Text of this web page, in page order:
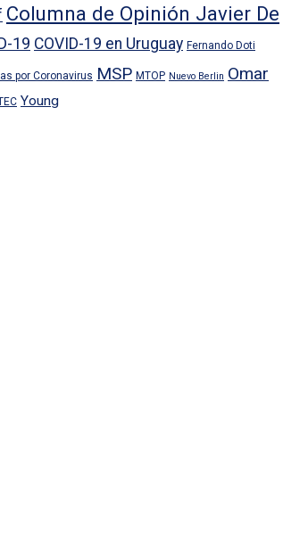
Columna de Opinión Javier De
19 COVID-19 en Uruguay Fernando Doti
por Coronavirus MSP MTOP Nuevo Berlin Omar
Young